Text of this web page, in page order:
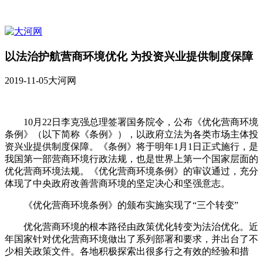
以法治护航营商环境优化 为投资兴业提供制度保障
2019-11-05大河网
10月22日李克强总理签署国务院令，公布《优化营商环境
条例》（以下简称《条例》），以政府立法为各类市场主体投
资兴业提供制度保障。《条例》将于明年1月1日正式施行，是
我国第一部营商环境行政法规，也是世界上第一个国家层面的
优化营商环境法规。《优化营商环境条例》的审议通过，充分
体现了中央政府改善营商环境的坚定决心和坚强意志。
《优化营商环境条例》的颁布实施实现了“三个转变”
优化营商环境的根本路径由政策优化转变为法治优化。近
年国家针对优化营商环境做出了系列部署和要求，并出台了不
少相关政策文件。各地积极探索出很多行之有效的经验和措